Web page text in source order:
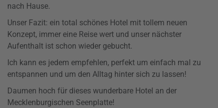
nach Hause.
Unser Fazit: ein total schönes Hotel mit tollem neuen
Konzept, immer eine Reise wert und unser nächster
Aufenthalt ist schon wieder gebucht.
Ich kann es jedem empfehlen, perfekt um einfach mal zu
entspannen und um den Alltag hinter sich zu lassen!
Daumen hoch für dieses wunderbare Hotel an der
Mecklenburgischen Seenplatte!